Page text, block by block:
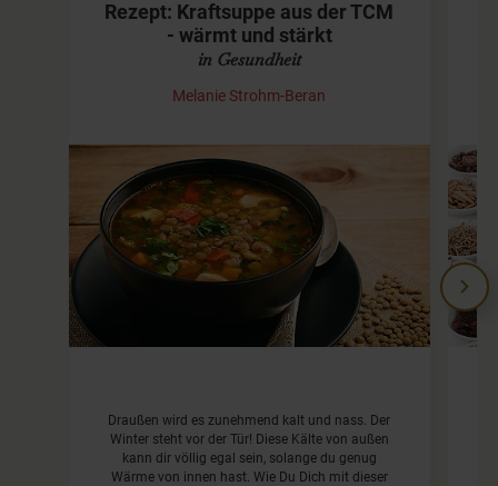
Rezept: Kraftsuppe aus der TCM
- wärmt und stärkt
in Gesundheit
Melanie Strohm-Beran
Draußen wird es zunehmend kalt und nass. Der
Winter steht vor der Tür! Diese Kälte von außen
kann dir völlig egal sein, solange du genug
Wärme von innen hast. Wie Du Dich mit dieser